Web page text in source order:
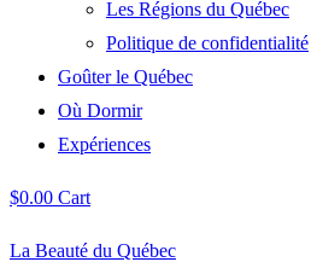
Les Régions du Québec
Politique de confidentialité
Goûter le Québec
Où Dormir
Expériences
$0.00 Cart
La Beauté du Québec